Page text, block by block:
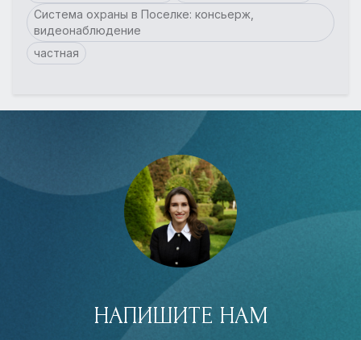
Система охраны в Поселке: консьерж,
видеонаблюдение
частная
НАПИШИТЕ НАМ